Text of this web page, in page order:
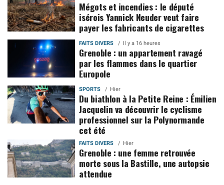
Mégots et incendies : le député
isérois Yannick Neuder veut faire
payer les fabricants de cigarettes
FAITS DIVERS Il y a 16 heures
Grenoble : un appartement ravagé
par les flammes dans le quartier
Europole
SPORTS Hier
Du biathlon à la Petite Reine : Émilien
Jacquelin va découvrir le cyclisme
professionnel sur la Polynormande
cet été
FAITS DIVERS Hier
Grenoble : une femme retrouvée
morte sous la Bastille, une autopsie
attendue